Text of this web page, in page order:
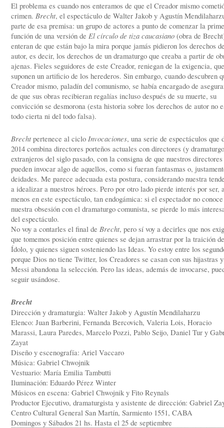
El problema es cuando nos enteramos de que el Creador mismo
crimen. Brecht, el espectáculo de Walter Jakob y Agustín
parte de esa premisa: un grupo de actores a punto de comenzar la
función de una versión de El círculo de tiza caucasiano (obra de
enteran de que están bajo la mira porque jamás pidieron los derechos
autor, es decir, los derechos de un dramaturgo que creaba a partir de
ajenas. Fieles seguidores de este Creador, reniegan de la exigencia, que
suponen un artificio de los herederos. Sin embargo, cuando descubren
Creador mismo, paladín del comunismo, se había encargado de
de que sus obras recibieran regalías incluso después de su muerte, su
convicción se desmorona (esta historia sobre los derechos de autor no
todo cierta ni del todo falsa).
Brechtpertenece al ciclo Invocaciones, una serie de espectáculos que
2014 combina directores porteños actuales con directores (y
extranjeros del siglo pasado, con la consigna de que nuestros directores
pueden invocar algo de aquellos, como si fueran fantasmas o,
deidades. Me parece adecuada esta postura, considerando nuestra
a idealizar a nuestros héroes. Pero por otro lado pierde interés por ser,
menos en este espectáculo, tan endogámica: si el espectador no conoce
nuestra obsesión con el dramaturgo comunista, se pierde lo más
del espectáculo.
No voy a contarles el final de Brecht, pero sí voy a decirles que nos
que tomemos posición entre quienes se dejan arrastrar por la traición
Ídolo, y quienes siguen sosteniendo las Ideas. Yo estoy entre los
porque Dios no tiene Twitter, los Creadores se casan con sus hijastras y
Messi abandona la selección. Pero las ideas, además de invocarse,
seguir usándose.
Brecht
Dirección y dramaturgia: Walter Jakob y Agustín Mendilaharzu
Elenco: Juan Barberini, Fernanda Bercovich, Valeria Lois, Horacio
Marassi, Laura Paredes, Marcelo Pozzi, Pablo Seijo, Daniel Tur y
Zayat
Diseño y escenografía: Ariel Vaccaro
Música: Gabriel Chwojnik
Vestuario: María Emilia Tambutti
Iluminación: Eduardo Pérez Winter
Músicos en escena: Gabriel Chwojnik y Fito Reynals
Productor Ejecutivo, dramaturgista y asistente de dirección: Gabriel
Centro Cultural General San Martín, Sarmiento 1551, CABA
Domingos y Sábados 21 hs. Hasta el 25 de septiembre